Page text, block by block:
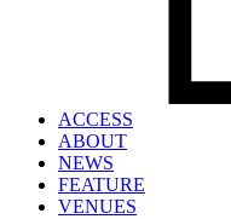
ACCESS
ABOUT
NEWS
FEATURE
VENUES